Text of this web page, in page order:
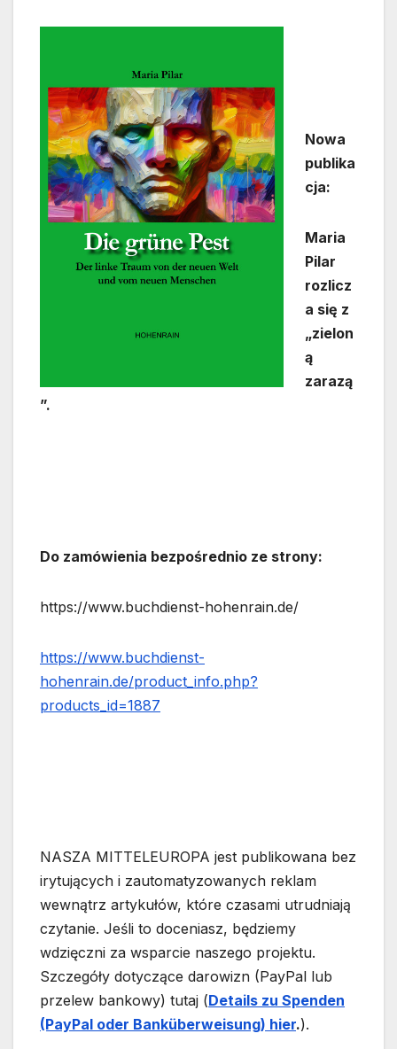
Nowa
publika
cja:
Maria
Pilar
rozlicz
a się z
„zielon
ą
zarazą
”.
Do zamówienia bezpośrednio ze strony:
https://www.buchdienst-hohenrain.de/
https://www.buchdienst-
hohenrain.de/product_info.php?
products_id=1887
NASZA MITTELEUROPA jest publikowana bez
irytujących i zautomatyzowanych reklam
wewnątrz artykułów, które czasami utrudniają
czytanie. Jeśli to doceniasz, będziemy
wdzięczni za wsparcie naszego projektu.
Szczegóły dotyczące darowizn (PayPal lub
przelew bankowy) tutaj (Details zu Spenden
(PayPal oder Banküberweisung) hier.).